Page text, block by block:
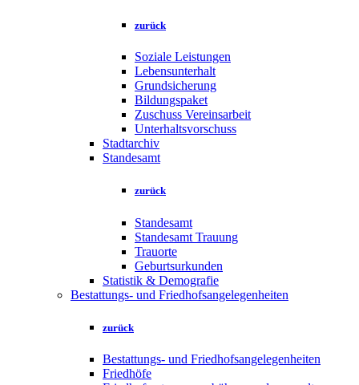
zurück
Soziale Leistungen
Lebensunterhalt
Grundsicherung
Bildungspaket
Zuschuss Vereinsarbeit
Unterhaltsvorschuss
Stadtarchiv
Standesamt
zurück
Standesamt
Standesamt Trauung
Trauorte
Geburtsurkunden
Statistik & Demografie
Bestattungs- und Friedhofsangelegenheiten
zurück
Bestattungs- und Friedhofsangelegenheiten
Friedhöfe